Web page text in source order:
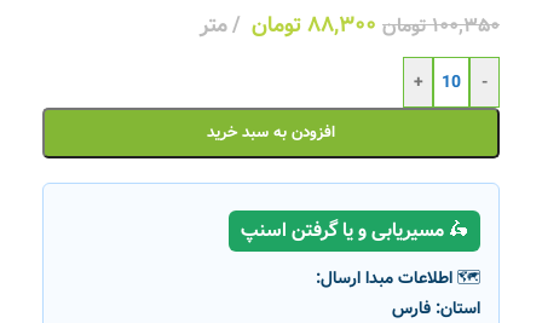
۱۰۰,۳۵۰تومان ۸۸,۳۰۰تومان متر
-
+
افزودن به سبد خرید
🛵 مسیریابی و یا گرفتن اسنپ
🗺️ اطلاعات مبدا ارسال:
استان: فارس